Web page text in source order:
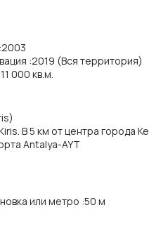
:2003
:2019 (Вся территория)
11 000 кв.м.
В 5 км от центра города
Antalya-AYT
или метро :50 м